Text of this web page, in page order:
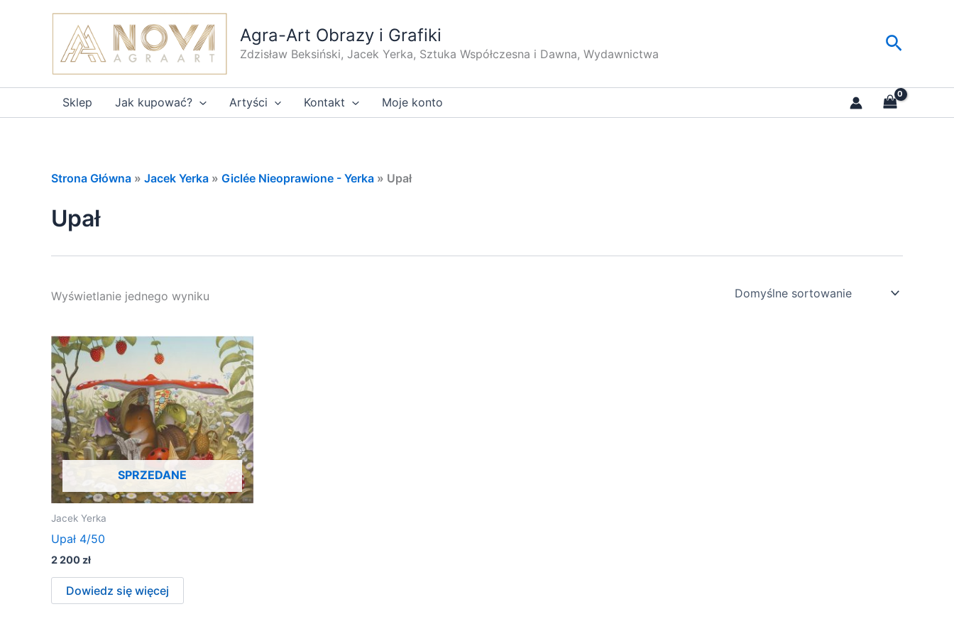
Agra-Art Obrazy i Grafiki
Zdzisław Beksiński, Jacek Yerka, Sztuka Współczesna i Dawna, Wydawnictwa
Szukaj
Sklep Jak kupować? Artyści Kontakt Moje konto
Strona Główna » Jacek Yerka » Giclée Nieoprawione - Yerka » Upał
Upał
Wyświetlanie jednego wyniku
SPRZEDANE
Jacek Yerka
Upał 4/50
2 200 zł
Dowiedz się więcej